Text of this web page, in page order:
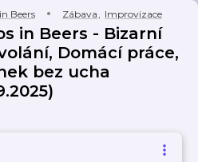
Beers Zábava, Improvizace
in Beers - Bizarní
Domácí práce,
bez ucha